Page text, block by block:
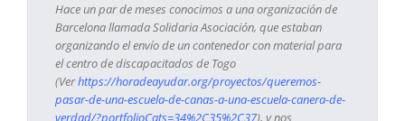
Hace un par de meses conocimos a una organización de
Barcelona llamada Solidaria Asociación, que estaban
organizando el envío de un contenedor con material para
el centro de discapacitados de Togo
(Verhttps://horadeayudar.org/proyectos/queremos-
pasar-de-una-escuela-de-canas-a-una-escuela-canera-de-